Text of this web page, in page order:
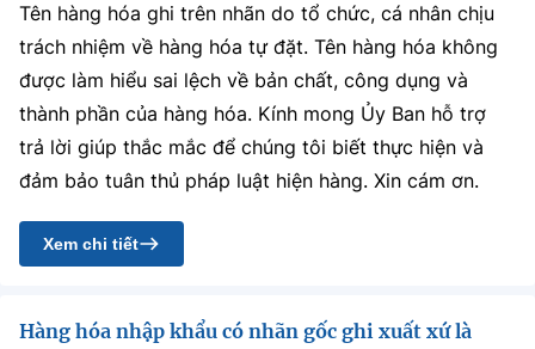
Tên hàng hóa ghi trên nhãn do tổ chức, cá nhân chịu
trách nhiệm về hàng hóa tự đặt. Tên hàng hóa không
được làm hiểu sai lệch về bản chất, công dụng và
thành phần của hàng hóa. Kính mong Ủy Ban hỗ trợ
trả lời giúp thắc mắc để chúng tôi biết thực hiện và
đảm bảo tuân thủ pháp luật hiện hàng. Xin cám ơn.
Xem chi tiết
Hàng hóa nhập khẩu có nhãn gốc ghi xuất xứ là